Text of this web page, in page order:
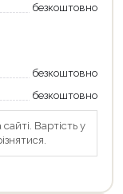
безкоштовно
безкоштовно
безкоштовно
Вартість у